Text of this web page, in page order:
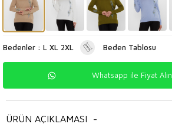
Bedenler : L XL 2XL Beden Tablosu
Whatsapp ile Fiyat Alın
ÜRÜN AÇIKLAMASI -